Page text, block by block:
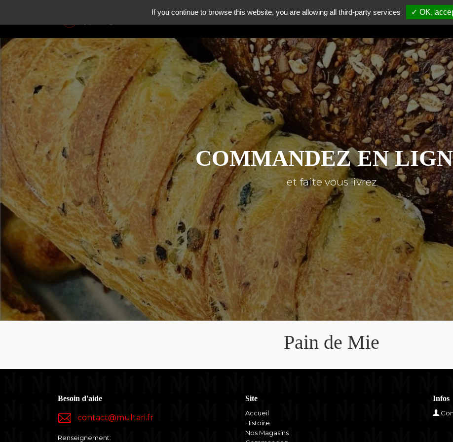
NOUS REJOINDRE
COMMANDEZ EN
et faite vous livrez
Pain de Mie
Besoin d'aide
contact@multari.fr
Renseignement:
Site
Accueil
Histoire
Nos Magasins
Infos
If you continue to browse this website, you are allowing all third-party services ✓ OK,